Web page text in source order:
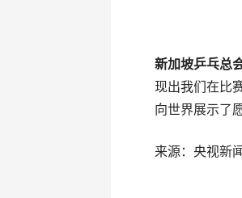
新加坡乒乓总
现出我们在比
向世界展示了
来源：央视新